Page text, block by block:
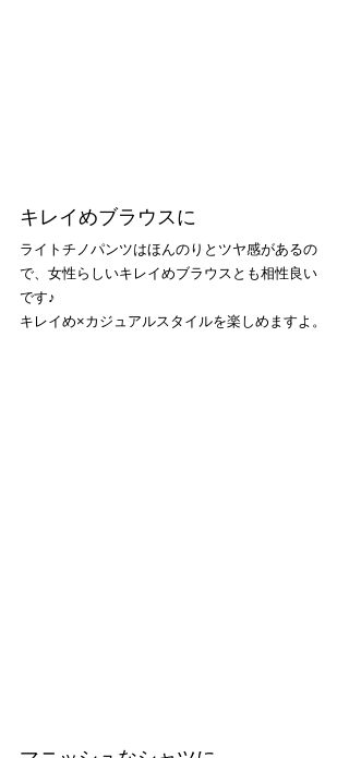
キレイめブラウスに
ライトチノパンツはほんのりとツヤ感があるの
で、女性らしいキレイめブラウスとも相性良い
です♪
キレイめ×カジュアルスタイルを楽しめますよ。